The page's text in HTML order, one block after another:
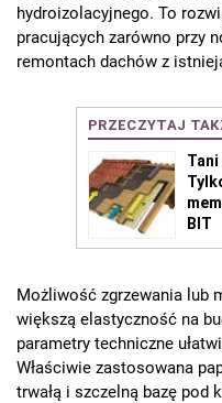
hydroizolacyjnego. To
pracujących zarówno przy
remontach dachów z
Możliwość zgrzewania lub
większą elastyczność na
parametry techniczne
Właściwie zastosowana
trwałą i szczelną bazę pod